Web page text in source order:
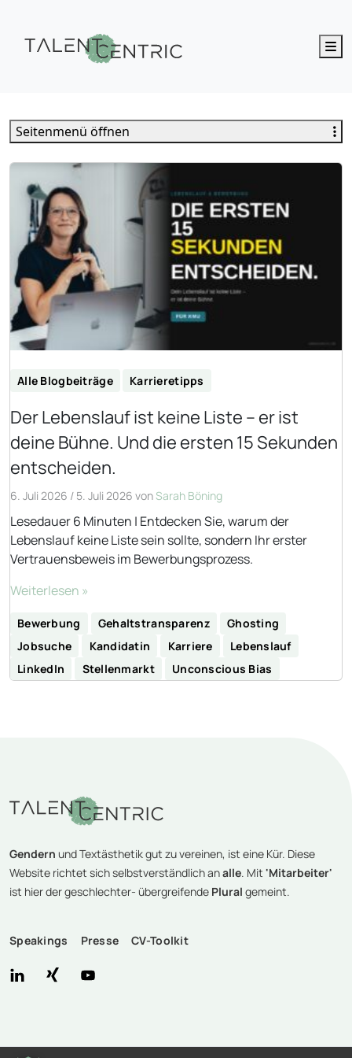
Alle Blogbeiträge Karrieretipps
Der Lebenslauf ist keine Liste – er ist
deine Bühne. Und die ersten 15 Sekunden
entscheiden.
6. Juli 2026 / 5. Juli 2026 vonSarah Böning
Lesedauer 6 Minuten | Entdecken Sie, warum der
Lebenslauf keine Liste sein sollte, sondern Ihr erster
Vertrauensbeweis im Bewerbungsprozess.
Weiterlesen »
Bewerbung Gehaltstransparenz
Ghosting
Jobsuche
Kandidatin Karriere
Lebenslauf
LinkedIn
Stellenmarkt Unconscious Bias
Seitenmenü öffnen
Gendern und Textästhetik gut zu vereinen, ist eine Kür. Diese
Website richtet sich selbstverständlich analle. Mit 'Mitarbeiter'
ist hier der geschlechter- übergreifende Plural gemeint.
Speakings Presse CV-Toolkit